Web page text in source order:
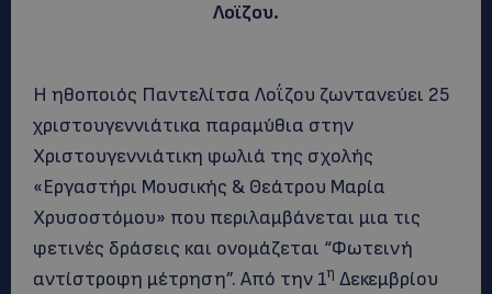
Λοϊζου.
Η ηθοποιός Παντελίτσα Λοΐζου ζωντανεύει 25
χριστουγεννιάτικα παραμύθια στην
Χριστουγεννιάτικη φωλιά της σχολής
«Εργαστήρι Μουσικής & Θεάτρου Μαρία
Χρυσοστόμου» που περιλαμβάνεται μια τις
φετινές δράσεις και ονομάζεται “Φωτεινή
αντίστροφη μέτρηση”. Από την 1η Δεκεμβρίου